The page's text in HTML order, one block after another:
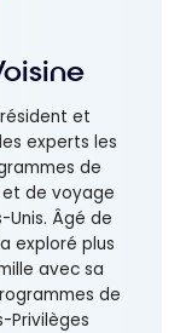
et
experts les
de
de voyage
Unis. Âgé de
exploré plus
avec sa
de
Privilèges